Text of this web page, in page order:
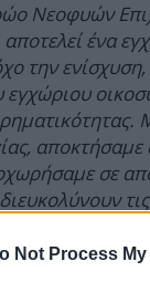
Not Process My
Νεοφυών
ένα
την
εγχώριου
αποκτήσαμε
σε
σύντομα
Υφυπουργό